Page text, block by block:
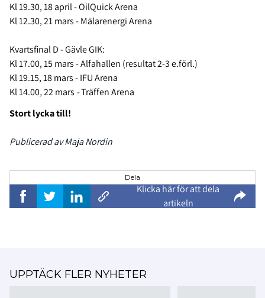
Kl 19.30, 18 april - OilQuick Arena
Kl 12.30, 21 mars - Mälarenergi Arena
Kvartsfinal D - Gävle GIK:
Kl 17.00, 15 mars - Alfahallen (resultat 2-3 e.förl.)
Kl 19.15, 18 mars - IFU Arena
Kl 14.00,22 mars -Träffen Arena
Stort lycka till!
Publicerad av Maja Nordin
Dela
Klicka här för att dela
artikeln
UPPTÄCK FLER NYHETER